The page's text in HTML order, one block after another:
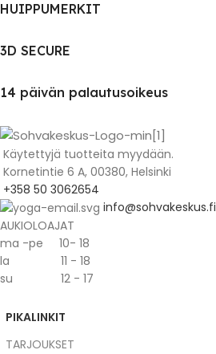
HUIPPUMERKIT
3D SECURE
14 päivän palautusoikeus
Käytettyjä tuotteita myydään.
Kornetintie 6 A, 00380, Helsinki
+358 50 3062654
info@sohvakeskus.fi
AUKIOLOAJAT
ma -pe 10- 18
la 11 - 18
su 12 - 17
PIKALINKIT
TARJOUKSET